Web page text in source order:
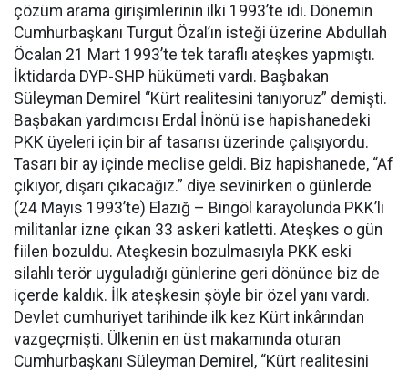
çözüm arama girişimlerinin ilki 1993’te idi. Dönemin
Cumhurbaşkanı Turgut Özal’ın isteği üzerine Abdullah
Öcalan 21 Mart 1993’te tek taraflı ateşkes yapmıştı.
İktidarda DYP-SHP hükümeti vardı. Başbakan
Süleyman Demirel “Kürt realitesini tanıyoruz” demişti.
Başbakan yardımcısı Erdal İnönü ise hapishanedeki
PKK üyeleri için bir af tasarısı üzerinde çalışıyordu.
Tasarı bir ay içinde meclise geldi. Biz hapishanede, “Af
çıkıyor, dışarı çıkacağız.” diye sevinirken o günlerde
(24 Mayıs 1993’te) Elazığ – Bingöl karayolunda PKK’li
militanlar izne çıkan 33 askeri katletti. Ateşkes o gün
fiilen bozuldu. Ateşkesin bozulmasıyla PKK eski
silahlı terör uyguladığı günlerine geri dönünce biz de
içerde kaldık. İlk ateşkesin şöyle bir özel yanı vardı.
Devlet cumhuriyet tarihinde ilk kez Kürt inkârından
vazgeçmişti. Ülkenin en üst makamında oturan
Cumhurbaşkanı Süleyman Demirel, “Kürt realitesini